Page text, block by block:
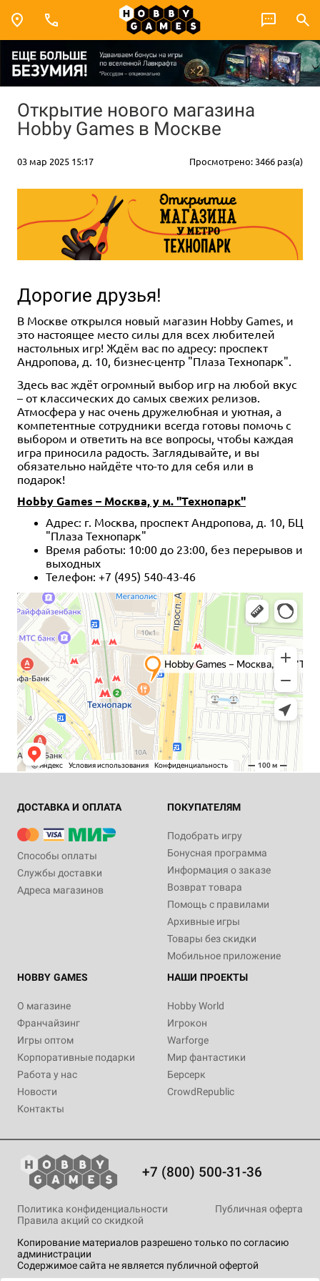
Открытие нового магазина
Hobby Games в Москве
03 мар 2025 15:17 Просмотрено: 3466 раз(а)
Дорогие друзья!
В Москве открылся новый магазин Hobby Games, и
это настоящее место силы для всех любителей
настольных игр! Ждём вас по адресу: проспект
Андропова, д. 10, бизнес-центр "Плаза Технопарк".
Здесь вас ждёт огромный выбор игр на любой вкус
– от классических до самых свежих релизов.
Атмосфера у нас очень дружелюбная и уютная, а
компетентные сотрудники всегда готовы помочь с
выбором и ответить на все вопросы, чтобы каждая
игра приносила радость. Заглядывайте, и вы
обязательно найдёте что-то для себя или в
подарок!
Hobby Games – Москва, у м. "Технопарк"
Адрес: г. Москва, проспект Андропова, д. 10, БЦ
"Плаза Технопарк"
Время работы: 10:00 до 23:00, без перерывов и
выходных
Телефон: +7 (495) 540-43-46
ДОСТАВКА И ОПЛАТА
Способы оплаты
Службы доставки
Адреса магазинов
ПОКУПАТЕЛЯМ
Подобрать игру
Бонусная программа
Информация о заказе
Возврат товара
Помощь с правилами
Архивные игры
Товары без скидки
Мобильное приложение
HOBBY GAMES
О магазине
Франчайзинг
Игры оптом
Корпоративные подарки
Работа у нас
Новости
Контакты
НАШИ ПРОЕКТЫ
Hobby World
Игрокон
Warforge
Мир фантастики
Берсерк
CrowdRepublic
+7 (800) 500-31-36
Копирование материалов разрешено только по согласию
администрации
Содержимое сайта не является публичной офертой
Политика конфиденциальности
Публичная оферта
Правила акций со скидкой